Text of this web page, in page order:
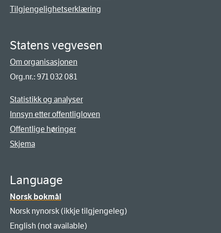
Tilgjengelighetserklæring
Statens vegvesen
Om organisasjonen
Org.nr.: 971 032 081
Statistikk og analyser
Innsyn etter offentligloven
Offentlige høringer
Skjema
Language
Norsk bokmål
Norsk nynorsk (ikkje tilgjengeleg)
English (not available)